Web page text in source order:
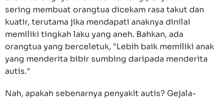
sering membuat orangtua dicekam rasa takut dan
kuatir, terutama jika mendapati anaknya dinilai
memiliki tingkah laku yang aneh. Bahkan, ada
orangtua yang berceletuk, "Lebih baik memiliki anak
yang menderita bibir sumbing daripada menderita
autis."
Nah, apakah sebenarnya penyakit autis? Gejala-